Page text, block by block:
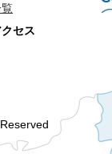
セス